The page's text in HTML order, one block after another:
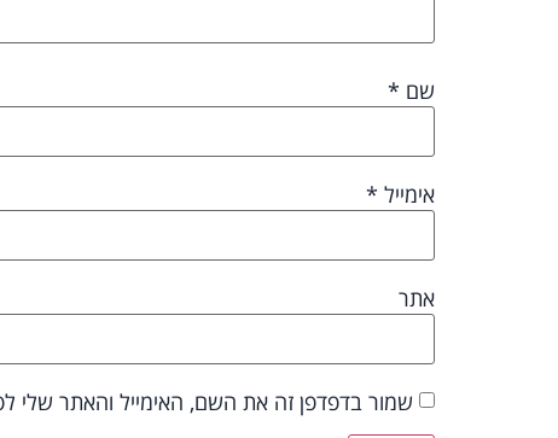
שם *
אימייל *
אתר
שמור בדפדפן זה את השם, האימייל והאתר שלי